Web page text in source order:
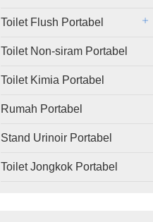
Toilet Flush Portabel
Toilet Non-siram Portabel
Toilet Kimia Portabel
Rumah Portabel
Stand Urinoir Portabel
Toilet Jongkok Portabel